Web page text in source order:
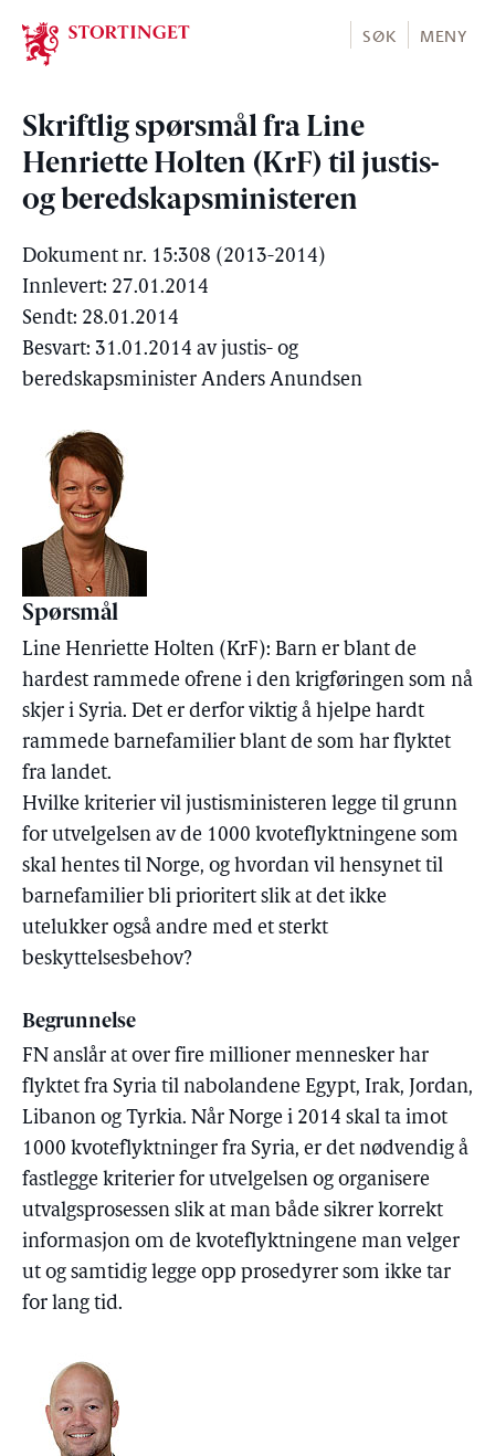
Stortinget.no
SØK MENY
Skriftlig spørsmål fra Line
Henriette Holten (KrF) til justis-
og beredskapsministeren
Dokument nr. 15:308 (2013-2014)
Innlevert: 27.01.2014
Sendt: 28.01.2014
Besvart: 31.01.2014 av justis- og
beredskapsminister Anders Anundsen
Spørsmål
Line Henriette Holten (KrF): Barn er blant de
hardest rammede ofrene i den krigføringen som nå
skjer i Syria. Det er derfor viktig å hjelpe hardt
rammede barnefamilier blant de som har flyktet
fra landet.
Hvilke kriterier vil justisministeren legge til grunn
for utvelgelsen av de 1000 kvoteflyktningene som
skal hentes til Norge, og hvordan vil hensynet til
barnefamilier bli prioritert slik at det ikke
utelukker også andre med et sterkt
beskyttelsesbehov?
Begrunnelse
FN anslår at over fire millioner mennesker har
flyktet fra Syria til nabolandene Egypt, Irak, Jordan,
Libanon og Tyrkia. Når Norge i 2014 skal ta imot
1000 kvoteflyktninger fra Syria, er det nødvendig å
fastlegge kriterier for utvelgelsen og organisere
utvalgsprosessen slik at man både sikrer korrekt
informasjon om de kvoteflyktningene man velger
ut og samtidig legge opp prosedyrer som ikke tar
for lang tid.